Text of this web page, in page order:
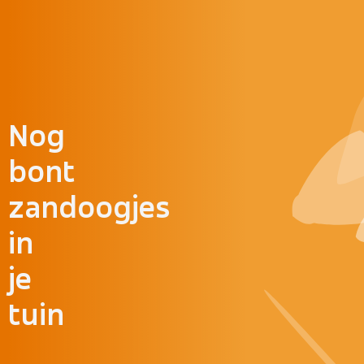
Nog
bont
zandoogjes
in
je
tuin